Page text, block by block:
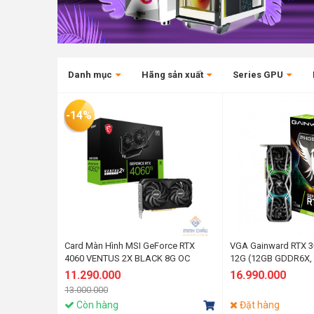
Danh mục Hãng sản xuất Series GPU
Card Màn Hình MSI GeForce RTX
4060 VENTUS 2X BLACK 8G OC
11.290.000
13.000.000
-14%
Còn hàng
VGA Gainward RTX
12G (12GB
HDMI+DP, 2x8-pin)
16.990.000
Đặt hàng